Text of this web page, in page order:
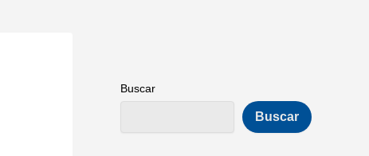
Buscar
Buscar